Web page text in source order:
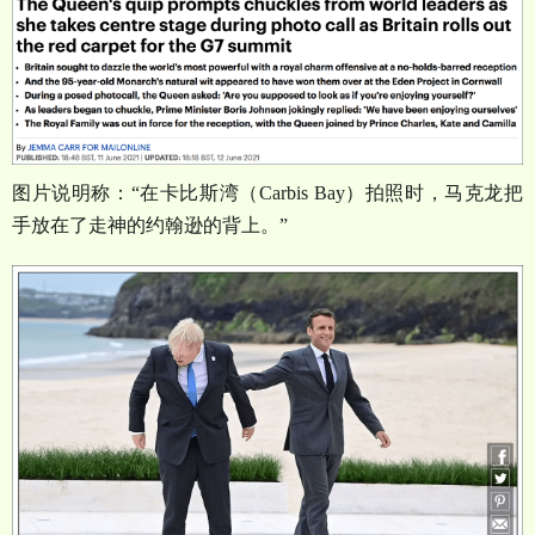
图片说明称： “在卡比斯湾（Carbis Bay）拍照时，马克龙把
手放在了走神的约翰逊的背上。 ”